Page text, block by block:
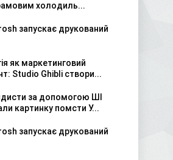
холодиль...
запускає друкований
як маркетинговий
Studio Ghibli створи...
за допомогою ШІ
картинку помсти У...
запускає друкований